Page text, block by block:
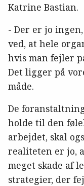
Katrine Bastian.
- Der er jo
ved, at hele
hvis man fejler
Det ligger på
måde.
De
holde til den
arbejdet, skal
realiteten er jo,
meget skade af
strategier, der